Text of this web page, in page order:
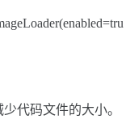
代码文件的大小。